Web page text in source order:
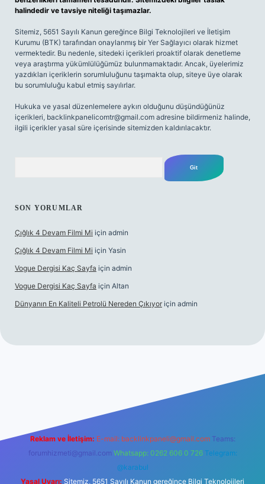
halindedir ve tavsiye niteliği taşımazlar.
Sitemiz, 5651 Sayılı Kanun gereğince Bilgi Teknolojileri ve İletişim
Kurumu (BTK) tarafından onaylanmış bir Yer Sağlayıcı olarak hizmet
vermektedir. Bu nedenle, sitedeki içerikleri proaktif olarak denetleme
veya araştırma yükümlülüğümüz bulunmamaktadır. Ancak, üyelerimiz
yazdıkları içeriklerin sorumluluğunu taşımakta olup, siteye üye olarak
bu sorumluluğu kabul etmiş sayılırlar.
Hukuka ve yasal düzenlemelere aykırı olduğunu düşündüğünüz
içerikleri, backlinkpanelicomtr@gmail.com adresine bildirmeniz halinde,
ilgili içerikler yasal süre içerisinde sitemizden kaldırılacaktır.
SON YORUMLAR
Çığlık 4 Devam Filmi Mi için admin
Çığlık 4 Devam Filmi Mi için Yasin
Vogue Dergisi Kaç Sayfa için admin
Vogue Dergisi Kaç Sayfa için Altan
Dünyanın En Kaliteli Petrolü Nereden Çıkıyor için admin
Reklam ve İletişim: E-mail: backlinkpaneli@gmail.com Teams:
forumhizmeti@gmail.com Whatsapp: 0262 606 0 726 Telegram:
@karabul
Yasal Uyarı: Sitemiz, 5651 Sayılı Kanun gereğince Bilgi Teknolojileri